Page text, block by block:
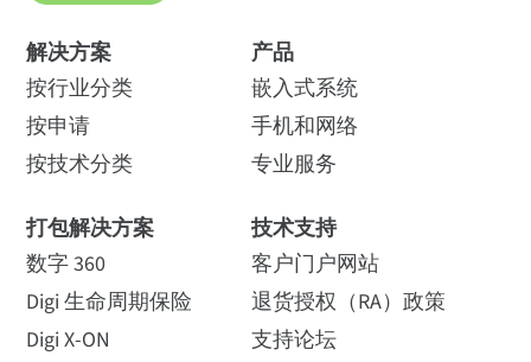
解决方案
按行业分类
按申请
按技术分类
打包解决方案
数字 360
Digi 生命周期保险
Digi X-ON
产品
嵌入式系统
手机和网络
专业服务
技术支持
客户门户网站
退货授权（RA）政策
支持论坛